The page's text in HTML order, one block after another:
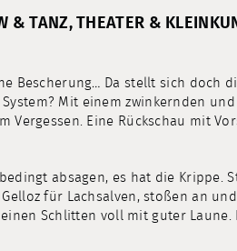
& TANZ, THEATER &
Bescherung… Da stellt sich doch
Mit einem zwinkernden
Vergessen. Eine Rückschau mit
absagen, es hat die Krippe.
für Lachsalven, stoßen an
Schlitten voll mit guter